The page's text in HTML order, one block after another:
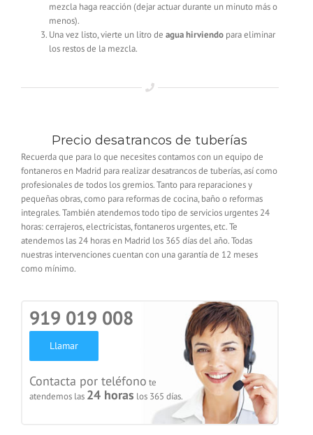
mezcla haga reacción (dejar actuar durante un minuto más o
menos).
Una vez listo, vierte un litro de agua hirviendo para eliminar
los restos de la mezcla.
Precio desatrancos de tuberías
Recuerda que para lo que necesites contamos con un equipo de
fontaneros en Madrid para realizar desatrancos de tuberías, así como
profesionales de todos los gremios. Tanto para reparaciones y
pequeñas obras, como para reformas de cocina, baño o reformas
integrales. También atendemos todo tipo de servicios urgentes 24
horas: cerrajeros, electricistas, fontaneros urgentes, etc. Te
atendemos las 24 horas en Madrid los 365 días del año. Todas
nuestras intervenciones cuentan con una garantía de 12 meses
como mínimo.
919 019 008
Llamar
Contacta por teléfono te
atendemos las 24 horas los 365 días.